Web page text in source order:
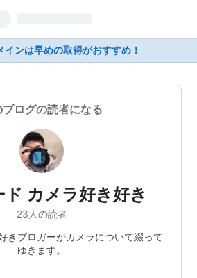
インは早めの取得がおすすめ！
ブログの読者になる
ド カメラ好き好き
23人の読者
きブロガーがカメラについて綴って
ゆきます。